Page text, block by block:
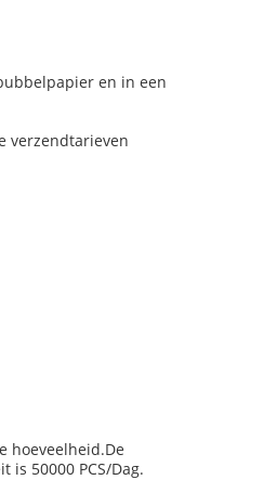
en in een
verzendtarieven
hoeveelheid.De
50000 PCS/Dag.